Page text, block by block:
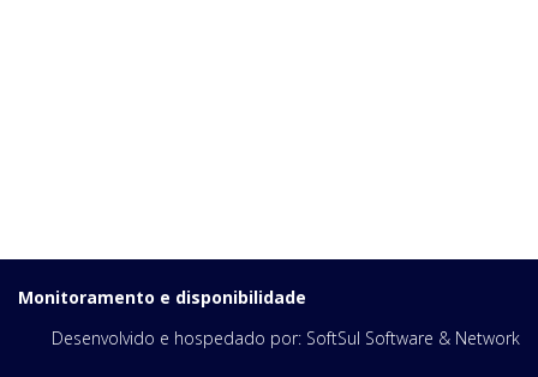
Monitoramento e disponibilidade
Desenvolvido e hospedado por: SoftSul Software & Network